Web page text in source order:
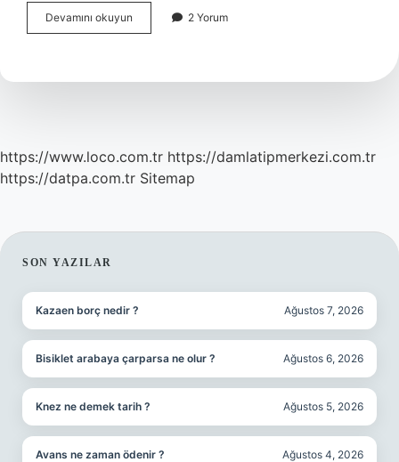
Devamını okuyun
Dokunur
Gelir
2 Yorum
https://www.loco.com.tr https://damlatipmerkezi.com.tr
https://datpa.com.tr Sitemap
SIDEBAR
SON YAZILAR
Kazaen borç nedir ? Ağustos 7, 2026
Bisiklet arabaya çarparsa ne olur ? Ağustos 6, 2026
Knez ne demek tarih ? Ağustos 5, 2026
Avans ne zaman ödenir ? Ağustos 4, 2026